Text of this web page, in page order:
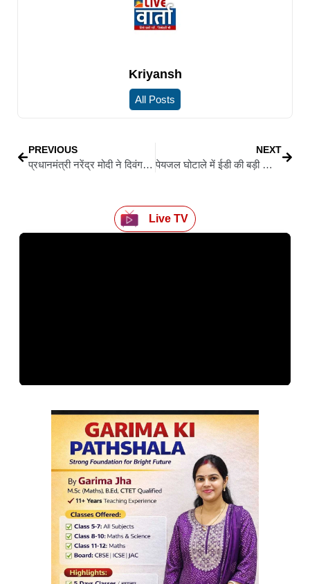
Kriyansh
All Posts
PREVIOUS
प्रधानमंत्री नरेंद्र मोदी ने दिवंगत विजय रूपाणी के परिजनों से की मुलाकात, कहा– विजयभाई का जाना असहनीय क्षति
NEXT
पेयजल घोटाले में ईडी की बड़ी कार्रवाई, 42.85 लाख की संपत्ति जब्त, जब्त संपत्तियों की कुल राशि 7.25 करोड़ पार
Live TV